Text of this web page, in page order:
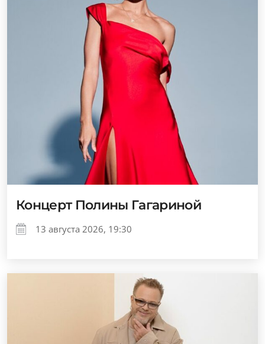
Концерт Полины Гагариной
13 августа 2026, 19:30